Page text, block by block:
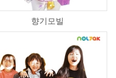
향기모빌